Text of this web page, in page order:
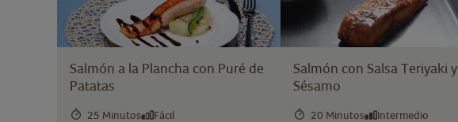
Salmón a la Plancha con Puré de
Patatas
25 Minutos Fácil
Salmón con Salsa Teriyaki y
Sésamo
20 Minutos Intermedio